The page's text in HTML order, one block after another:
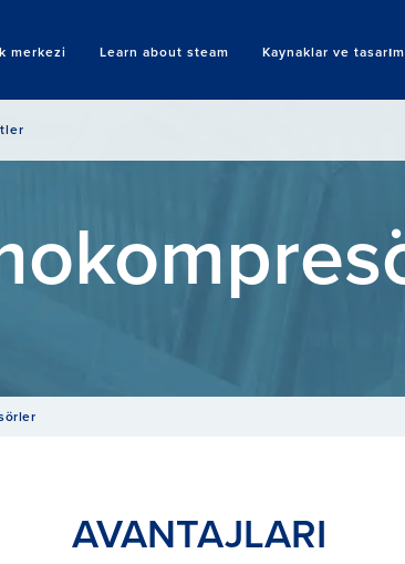
merkezi Learn about steam Kaynaklar ve
Search
AVANTAJLARI